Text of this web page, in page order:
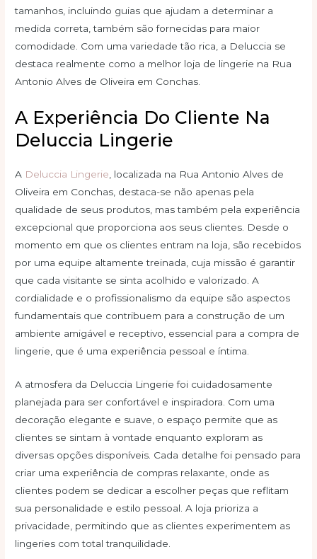
tamanhos, incluindo guias que ajudam a determinar a
medida correta, também são fornecidas para maior
comodidade. Com uma variedade tão rica, a Deluccia se
destaca realmente como a melhor loja de lingerie na Rua
Antonio Alves de Oliveira em Conchas.
A Experiência Do Cliente Na
Deluccia Lingerie
A Deluccia Lingerie , localizada na Rua Antonio Alves de
Oliveira em Conchas, destaca-se não apenas pela
qualidade de seus produtos, mas também pela experiência
excepcional que proporciona aos seus clientes. Desde o
momento em que os clientes entram na loja, são recebidos
por uma equipe altamente treinada, cuja missão é garantir
que cada visitante se sinta acolhido e valorizado. A
cordialidade e o profissionalismo da equipe são aspectos
fundamentais que contribuem para a construção de um
ambiente amigável e receptivo, essencial para a compra de
lingerie, que é uma experiência pessoal e íntima.
A atmosfera da Deluccia Lingerie foi cuidadosamente
planejada para ser confortável e inspiradora. Com uma
decoração elegante e suave, o espaço permite que as
clientes se sintam à vontade enquanto exploram as
diversas opções disponíveis. Cada detalhe foi pensado para
criar uma experiência de compras relaxante, onde as
clientes podem se dedicar a escolher peças que reflitam
sua personalidade e estilo pessoal. A loja prioriza a
privacidade, permitindo que as clientes experimentem as
lingeries com total tranquilidade.